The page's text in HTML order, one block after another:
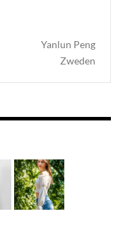
Yanlun Peng
Zweden